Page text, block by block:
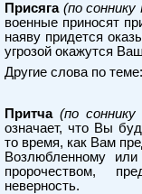
Присяга (по соннику
военные приносят
наяву придется
угрозой окажутся
Другие слова по теме:
Притча (по
означает, что Вы
то время, как Вам
Возлюбленному
пророчеством,
неверность.